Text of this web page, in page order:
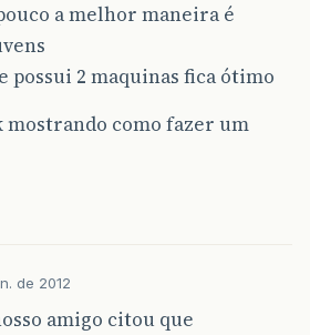
a melhor maneira é
possui 2 maquinas fica ótimo
mostrando como fazer um
de 2012
amigo citou que